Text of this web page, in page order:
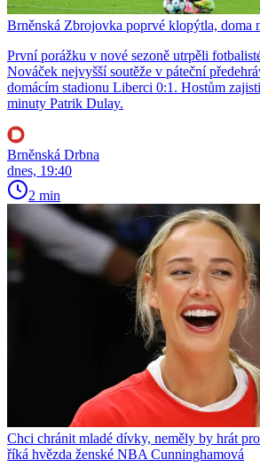
Brněnská Zbrojovka poprvé klopýtla, doma
První porážku v nové sezoně utrpěli
Nováček nejvyšší soutěže v páteční
domácím stadionu Liberci 0:1. Hostům
minuty Patrik Dulay.
Brněnská Drbna
dnes, 19:40
2 min
Chci chránit mladé dívky, neměly by hrát
říká hvězda ženské NBA Cunninghamová